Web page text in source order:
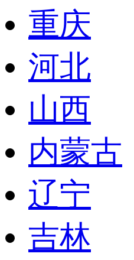
重庆
河北
山西
内蒙古
辽宁
吉林